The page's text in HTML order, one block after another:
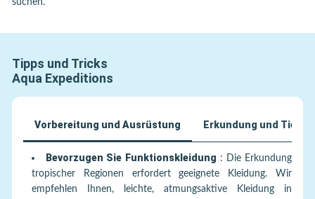
suchen.
Tipps und Tricks
Aqua Expeditions
Vorbereitung und Ausrüstung Erkundung und
Bevorzugen Sie Funktionskleidung : Die Erkundung
tropischer Regionen erfordert geeignete Kleidung. Wir
empfehlen Ihnen, leichte, atmungsaktive Kleidung in